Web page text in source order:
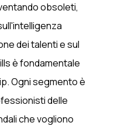
obsoleti,
dei talenti e sul
è fondamentale
Ogni segmento è
delle
che vogliono